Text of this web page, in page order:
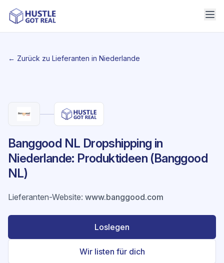
← Zurück zu Lieferanten in Niederlande
Banggood NL Dropshipping in
Niederlande: Produktideen (Banggood
NL)
Lieferanten-Website: www.banggood.com
Loslegen
Wir listen für dich